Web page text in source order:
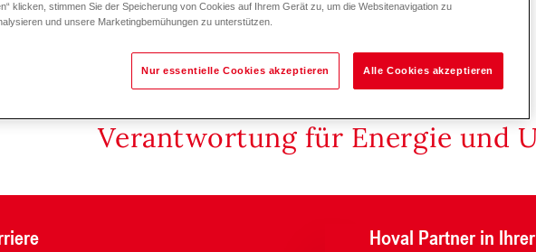
Yonos MAXO plus DN 65-100
Verantwortung für Energie und
Hoval Partner in
klicken, stimmen Sie der Speicherung von Cookies auf Ihrem Gerät zu, um die Websitenavigation zu
und unsere Marketingbemühungen zu unterstützen.
Nur essentielle Cookies akzeptieren Alle Cookies akzeptieren